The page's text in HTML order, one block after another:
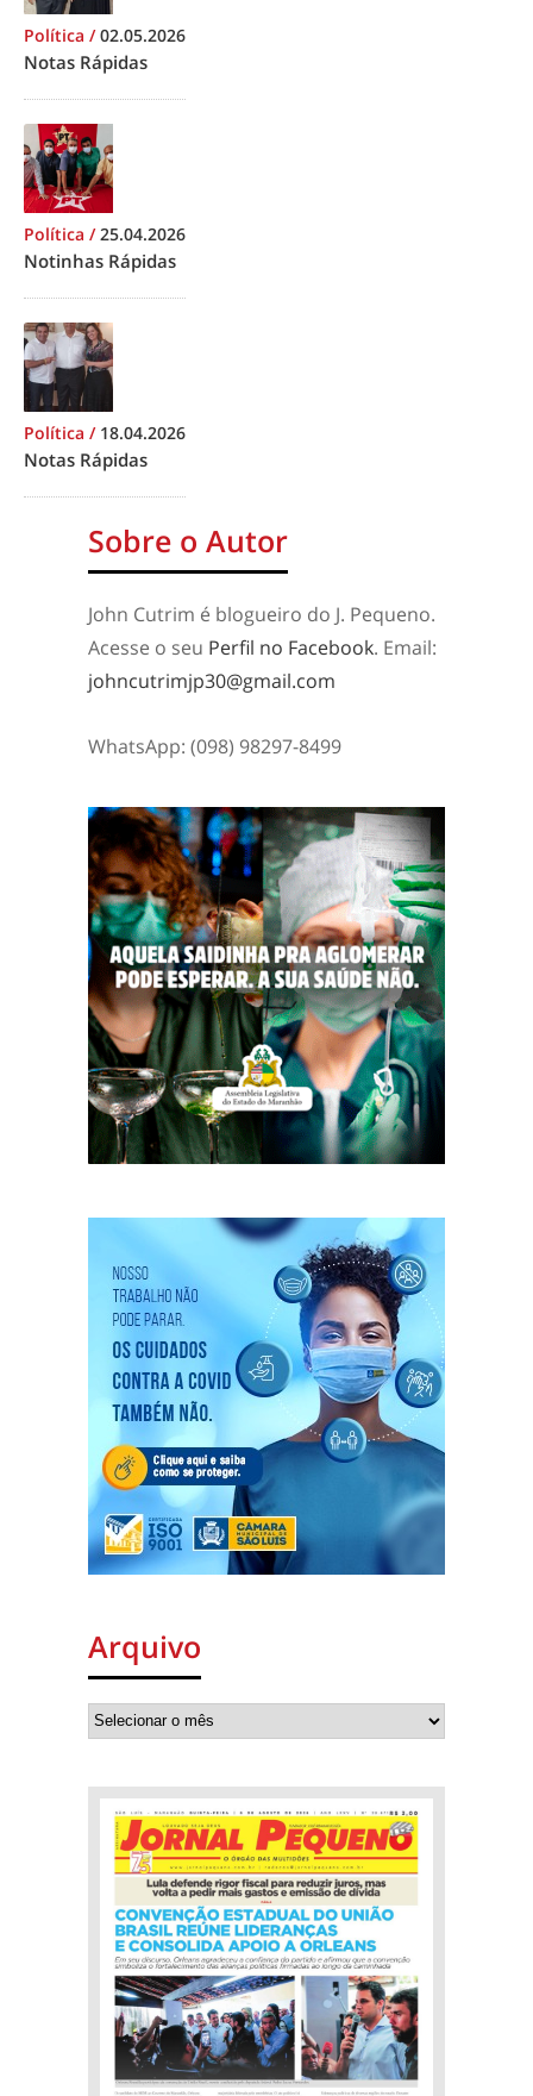
Política /02.05.2026
Notas Rápidas
Política /25.04.2026
Notinhas Rápidas
Política / 18.04.2026
Notas Rápidas
Sobre o Autor
John Cutrim é blogueiro do J. Pequeno.
Acesse o seu Perfil no Facebook. Email:
johncutrimjp30@gmail.com
WhatsApp: (098) 98297-8499
Arquivo